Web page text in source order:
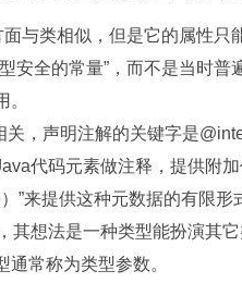
与类相似，但是它的属性只
安全的常量”，而不是当时
，声明注解的关键字是
代码元素做注释，提供附
”来提供这种元数据的有限形
其想法是一种类型能扮演其
常称为类型参数。